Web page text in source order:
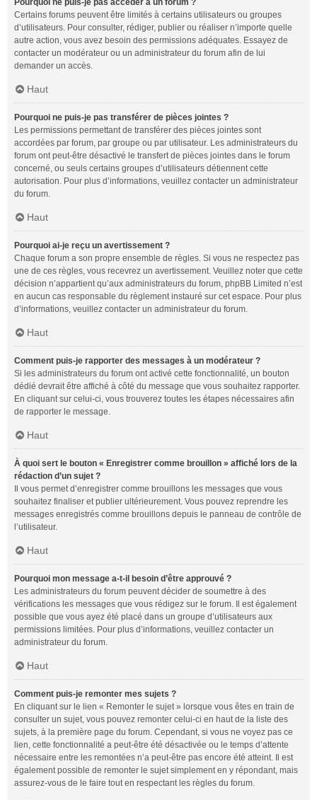
Pourquoi ne puis-je pas accéder à un forum ?
Certains forums peuvent être limités à certains utilisateurs ou groupes
d’utilisateurs. Pour consulter, rédiger, publier ou réaliser n’importe quelle
autre action, vous avez besoin des permissions adéquates. Essayez de
contacter un modérateur ou un administrateur du forum afin de lui
demander un accès.
Haut
Pourquoi ne puis-je pas transférer de pièces jointes ?
Les permissions permettant de transférer des pièces jointes sont
accordées par forum, par groupe ou par utilisateur. Les administrateurs du
forum ont peut-être désactivé le transfert de pièces jointes dans le forum
concerné, ou seuls certains groupes d’utilisateurs détiennent cette
autorisation. Pour plus d’informations, veuillez contacter un administrateur
du forum.
Haut
Pourquoi ai-je reçu un avertissement ?
Chaque forum a son propre ensemble de règles. Si vous ne respectez pas
une de ces règles, vous recevrez un avertissement. Veuillez noter que cette
décision n’appartient qu’aux administrateurs du forum, phpBB Limited n’est
en aucun cas responsable du règlement instauré sur cet espace. Pour plus
d’informations, veuillez contacter un administrateur du forum.
Haut
Comment puis-je rapporter des messages à un modérateur ?
Si les administrateurs du forum ont activé cette fonctionnalité, un bouton
dédié devrait être affiché à côté du message que vous souhaitez rapporter.
En cliquant sur celui-ci, vous trouverez toutes les étapes nécessaires afin
de rapporter le message.
Haut
À quoi sert le bouton « Enregistrer comme brouillon » affiché lors de la
rédaction d’un sujet ?
Il vous permet d’enregistrer comme brouillons les messages que vous
souhaitez finaliser et publier ultérieurement. Vous pouvez reprendre les
messages enregistrés comme brouillons depuis le panneau de contrôle de
l’utilisateur.
Haut
Pourquoi mon message a-t-il besoin d’être approuvé ?
Les administrateurs du forum peuvent décider de soumettre à des
vérifications les messages que vous rédigez sur le forum. Il est également
possible que vous ayez été placé dans un groupe d’utilisateurs aux
permissions limitées. Pour plus d’informations, veuillez contacter un
administrateur du forum.
Haut
Comment puis-je remonter mes sujets ?
En cliquant sur le lien « Remonter le sujet » lorsque vous êtes en train de
consulter un sujet, vous pouvez remonter celui-ci en haut de la liste des
sujets, à la première page du forum. Cependant, si vous ne voyez pas ce
lien, cette fonctionnalité a peut-être été désactivée ou le temps d’attente
nécessaire entre les remontées n’a peut-être pas encore été atteint. Il est
également possible de remonter le sujet simplement en y répondant, mais
assurez-vous de le faire tout en respectant les règles du forum.